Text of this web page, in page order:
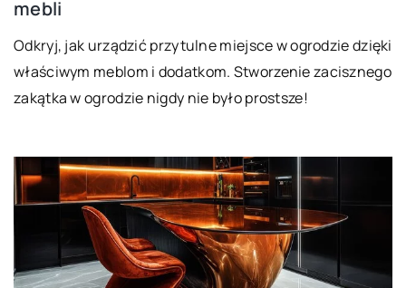
mebli
Odkryj, jak urządzić przytulne miejsce w ogrodzie dzięki
właściwym meblom i dodatkom. Stworzenie zacisznego
zakątka w ogrodzie nigdy nie było prostsze!